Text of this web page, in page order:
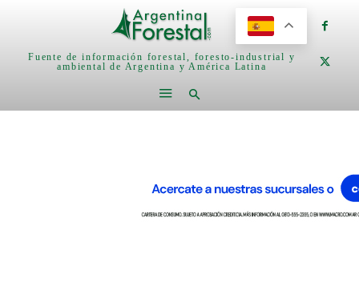
Fuente de información forestal, foresto-industrial y
ambiental de Argentina y América Latina